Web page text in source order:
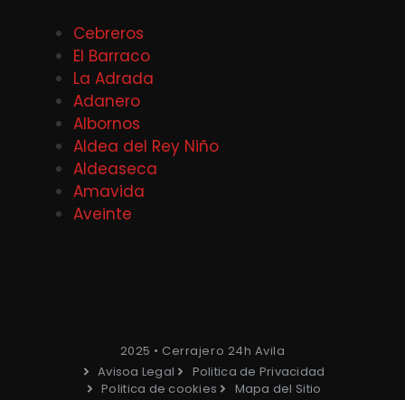
Cebreros
El Barraco
La Adrada
Adanero
Albornos
Aldea del Rey Niño
Aldeaseca
Amavida
Aveinte
2025 • Cerrajero 24h Avila
Avisoa Legal
Politica de Privacidad
Politica de cookies
Mapa del Sitio